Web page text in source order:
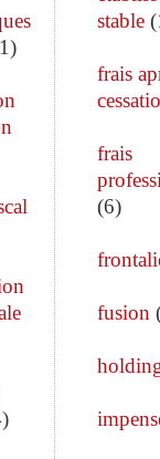
)
)
stable(
frais
frais
(6)
fusion